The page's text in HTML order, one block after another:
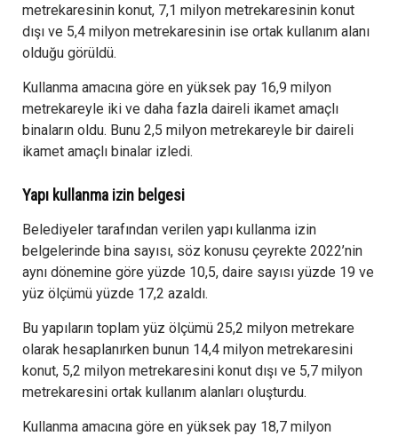
metrekaresinin konut, 7,1 milyon metrekaresinin konut
dışı ve 5,4 milyon metrekaresinin ise ortak kullanım alanı
olduğu görüldü.
Kullanma amacına göre en yüksek pay 16,9 milyon
metrekareyle iki ve daha fazla daireli ikamet amaçlı
binaların oldu. Bunu 2,5 milyon metrekareyle bir daireli
ikamet amaçlı binalar izledi.
Yapı kullanma izin belgesi
Belediyeler tarafından verilen yapı kullanma izin
belgelerinde bina sayısı, söz konusu çeyrekte 2022’nin
aynı dönemine göre yüzde 10,5, daire sayısı yüzde 19 ve
yüz ölçümü yüzde 17,2 azaldı.
Bu yapıların toplam yüz ölçümü 25,2 milyon metrekare
olarak hesaplanırken bunun 14,4 milyon metrekaresini
konut, 5,2 milyon metrekaresini konut dışı ve 5,7 milyon
metrekaresini ortak kullanım alanları oluşturdu.
Kullanma amacına göre en yüksek pay 18,7 milyon